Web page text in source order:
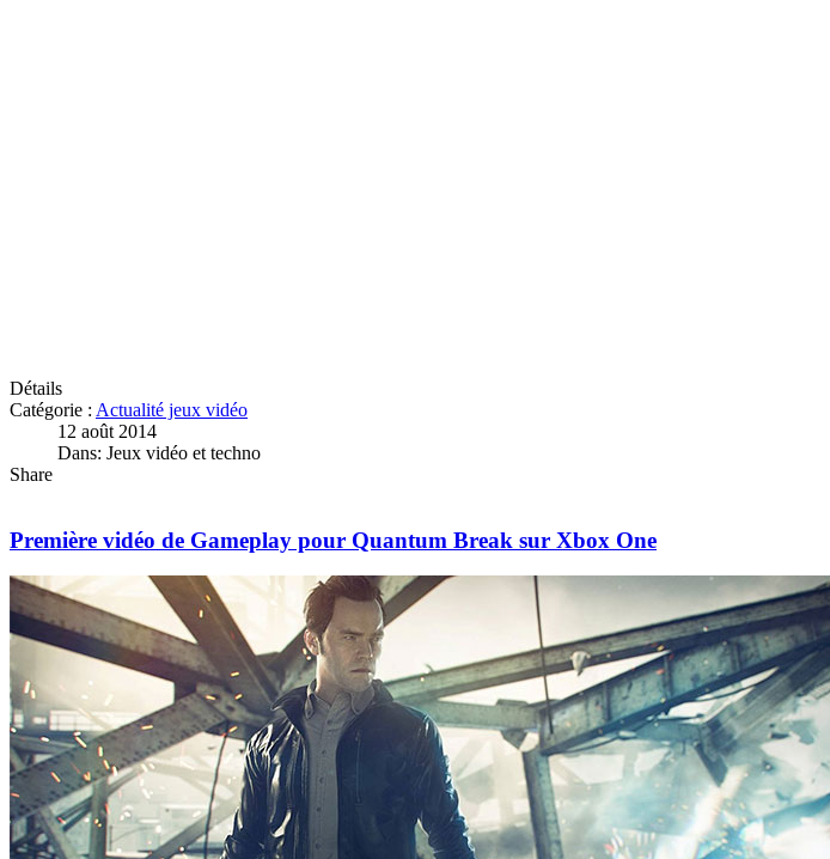
Détails
Catégorie : Actualité jeux vidéo
12 août 2014
Dans: Jeux vidéo et techno
Share
Première vidéo de Gameplay pour Quantum Break sur Xbox One